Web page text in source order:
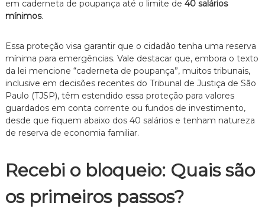
em caderneta de poupança até o limite de 40 salários
mínimos.
Essa proteção visa garantir que o cidadão tenha uma reserva
mínima para emergências. Vale destacar que,embora o texto
da lei mencione “caderneta de poupança”,muitos tribunais,
inclusive em decisões recentes do Tribunal de Justiça de São
Paulo (TJSP),têm estendido essa proteção para valores
guardados em conta corrente ou fundos de investimento,
desde que fiquem abaixo dos 40 salários e tenham natureza
de reserva de economia familiar.
Recebi o bloqueio: Quais são
os primeiros passos?